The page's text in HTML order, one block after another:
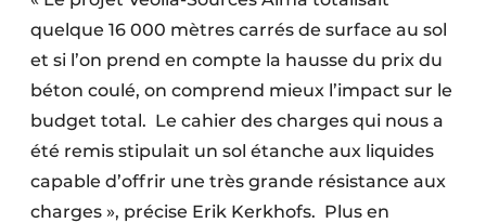
quelque 16 000 mètres carrés de surface au sol
et si l’on prend en compte la hausse du prix du
béton coulé, on comprend mieux l’impact sur le
budget total. Le cahier des charges qui nous a
été remis stipulait un sol étanche aux liquides
capable d’offrir une très grande résistance aux
charges », précise Erik Kerkhofs. Plus en